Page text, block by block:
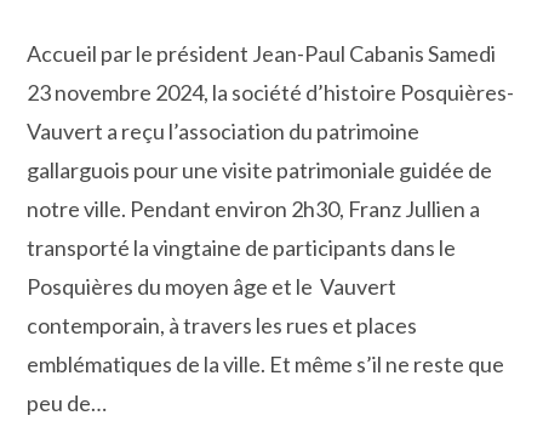
publication :
Accueil par le président Jean-Paul Cabanis Samedi
23 novembre 2024, la société d’histoire Posquières-
Vauvert a reçu l’association du patrimoine
gallarguois pour une visite patrimoniale guidée de
notre ville. Pendant environ 2h30, Franz Jullien a
transporté la vingtaine de participants dans le
Posquières du moyen âge et le Vauvert
contemporain, à travers les rues et places
emblématiques de la ville. Et même s’il ne reste que
peu de…